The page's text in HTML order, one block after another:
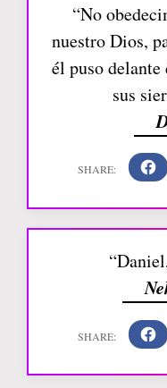
“No
nuestro Dios,
él puso
sus